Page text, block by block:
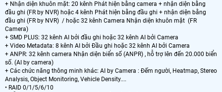
+ Nhận diện khuôn mặt: 20 kênh Phát hiện bằng camera + nhận diện bằng
đầu ghi (FR by NVR) hoặc 4 kênh Phát hiện bằng đầu ghi + nhận diện bằng
đầu ghi (FR by NVR) / hoặc 32 kênh Camera Nhận diện khuôn mặt (FR
Camera)
+ SMD PLUS: 32 kênh AI bởi đầu ghi hoặc 32 kênh AI bởi Camera
+ Video Metadata: 8 kênh AI bởi Đầu ghi hoặc 32 kênh AI bởi Camera
+ ANPR: 32 kênh camera Nhận diện biển số (ANPR) , hỗ trợ lên đến 20.000 biển
số. (AI by camera)
+ Các chức năng thông minh khác: AI by Camera : Đếm người, Heatmap, Stereo
Analysis, Object Monitoring, Vehicle Density....
• RAID 0/1/5/6/10